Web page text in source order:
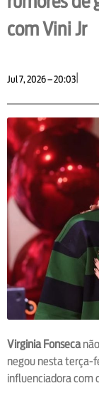
com Vini Jr
Jul 7, 2026 – 20:03
Virginia Fonseca
negou nesta terça-
influenciadora com